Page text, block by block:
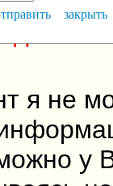
закрыть
я не
у